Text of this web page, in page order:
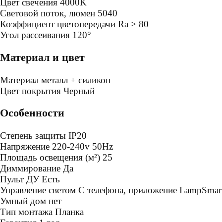
Цвет свечения 4000K
Световой поток, люмен 5040
Коэффициент цветопередачи Ra > 80
Угол рассеивания 120°
Материал и цвет
Mатериал металл + силикон
Цвет покрытия Черный
Особенности
Степень защиты IP20
Напряжение 220-240v 50Hz
Площадь освещения (м²) 25
Диммирование Да
Пульт ДУЕсть
Управление светом С телефона, приложение
Умный дом нет
Тип монтажа Планка